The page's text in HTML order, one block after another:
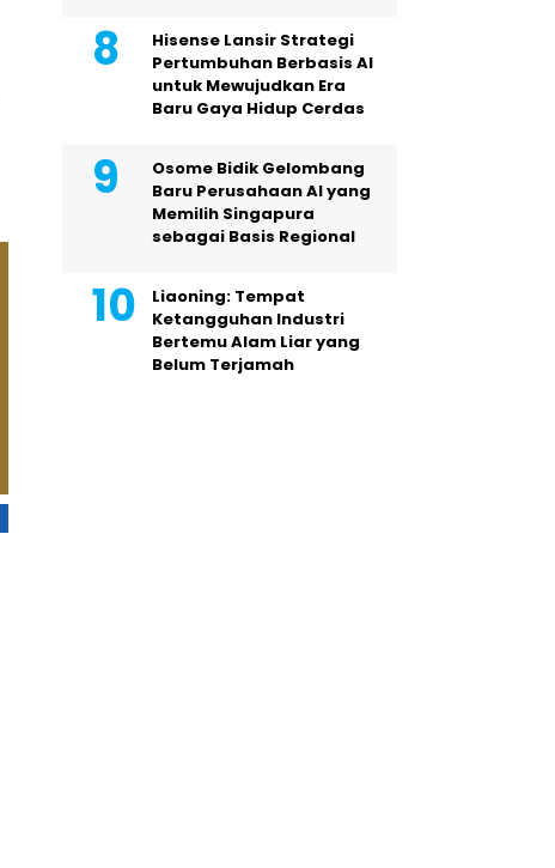
Hisense Lansir Strategi
Pertumbuhan Berbasis AI
untuk Mewujudkan Era
Baru Gaya Hidup Cerdas
Osome Bidik Gelombang
Baru Perusahaan AI yang
Memilih Singapura
sebagai Basis Regional
Liaoning: Tempat
Ketangguhan Industri
Bertemu Alam Liar yang
Belum Terjamah